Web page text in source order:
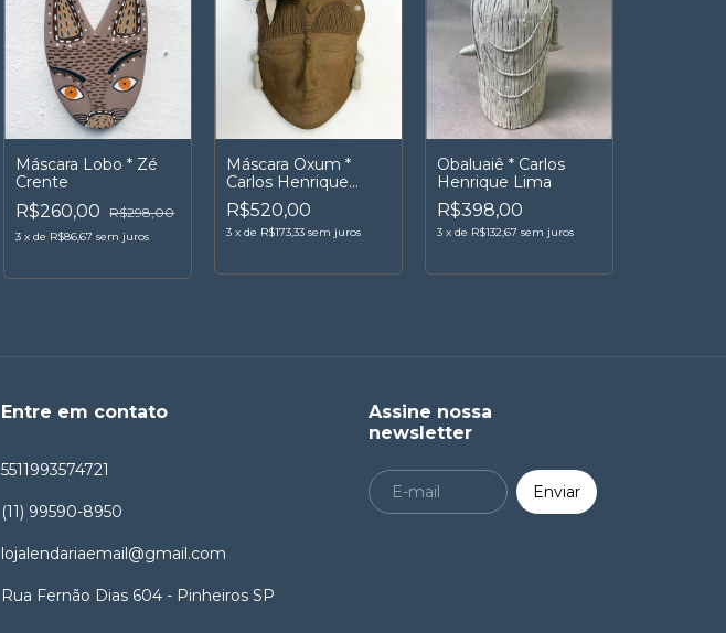
Máscara Lobo * Zé
Crente
R$260,00 R$298,00
3 xde R$86,67 sem juros
Máscara Oxum *
Carlos Henrique
Lima
R$520,00
3 xde R$173,33 sem juros
Obaluaiê * Carlos
Henrique Lima
R$398,00
3 xde R$132,67 sem juros
Entre em contato
5511993574721
(11) 99590-8950
lojalendariaemail@gmail.com
Rua Fernão Dias 604 - Pinheiros SP
Assine nossa
newsletter